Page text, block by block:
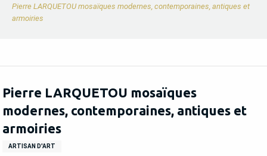
Pierre LARQUETOU mosaïques modernes, contemporaines, antiques et
armoiries
Pierre LARQUETOU mosaïques
modernes, contemporaines, antiques et
armoiries
ARTISAN D'ART